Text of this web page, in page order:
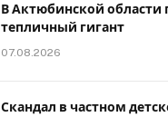
В Актюбинской области
тепличный гигант
07.08.2026
Скандал в частном